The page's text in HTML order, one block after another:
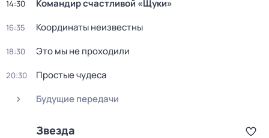
14:30 Командир счастливой «Щуки»
16:35 Координаты неизвестны
18:30 Это мы не проходили
20:30
Простые чудеса
Будущие передачи
Звезда